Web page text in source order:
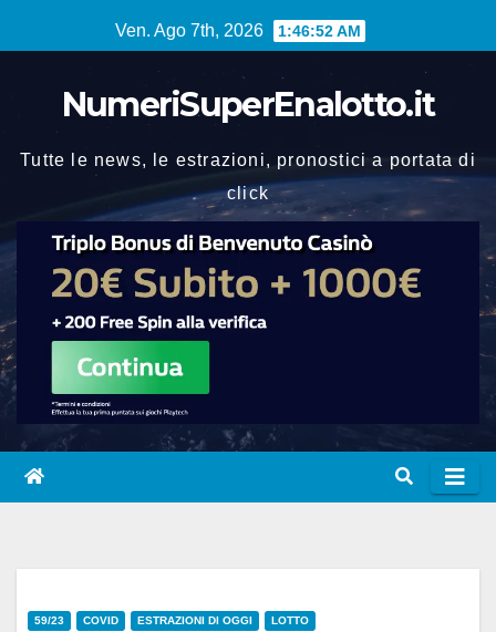
al
Ven. Ago 7th, 2026 1:46:53 AM
NumeriSuperEnalotto.it
Tutte le news, le estrazioni, pronostici a portata di
click
59/23 COVID ESTRAZIONI DI OGGI LOTTO